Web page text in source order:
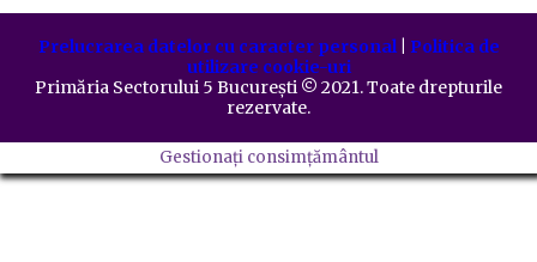
Prelucrarea datelor cu caracter personal| Politica de
utilizare cookie-uri
Primăria Sectorului 5 București ©️ 2021. Toate drepturile
rezervate.
Gestionați consimțământul